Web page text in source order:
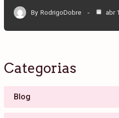
By RodrigoDobre abr
Categorias
Blog